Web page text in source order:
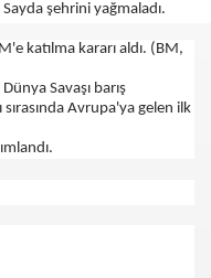
Sayda şehrini yağmaladı.
katılma kararı aldı. (BM,
Savaşı barış
Avrupa'ya gelen ilk